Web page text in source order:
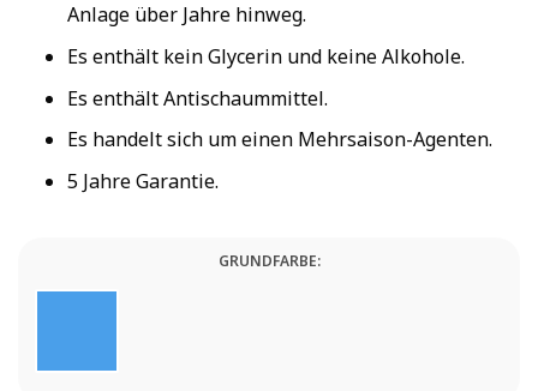
Anlage über Jahre hinweg.
Es enthält kein Glycerin und keine Alkohole.
Es enthält Antischaummittel.
Es handelt sich um einen Mehrsaison-Agenten.
5 Jahre Garantie.
GRUNDFARBE: